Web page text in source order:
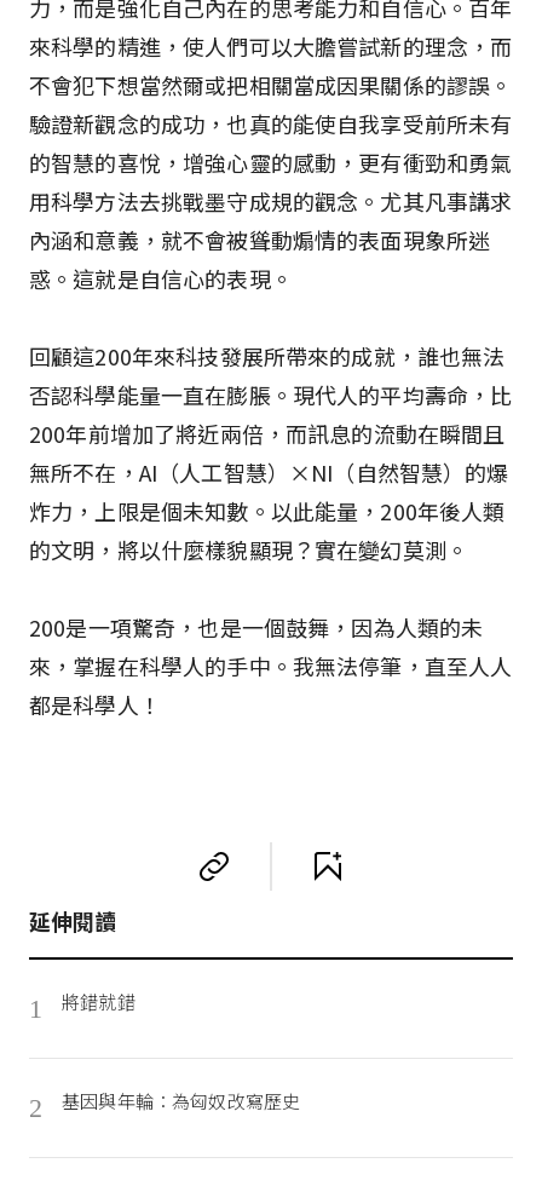
力，而是強化自己內在的思考能力和自信心。百年
來科學的精進，使人們可以大膽嘗試新的理念，而
不會犯下想當然爾或把相關當成因果關係的謬誤。
驗證新觀念的成功，也真的能使自我享受前所未有
的智慧的喜悅，增強心靈的感動，更有衝勁和勇氣
用科學方法去挑戰墨守成規的觀念。尤其凡事講求
內涵和意義，就不會被聳動煽情的表面現象所迷
惑。這就是自信心的表現。
回顧這200年來科技發展所帶來的成就，誰也無法
否認科學能量一直在膨脹。現代人的平均壽命，比
200年前增加了將近兩倍，而訊息的流動在瞬間且
無所不在，AI（人工智慧）×NI（自然智慧）的爆
炸力，上限是個未知數。以此能量，200年後人類
的文明，將以什麼樣貌顯現？實在變幻莫測。
200是一項驚奇，也是一個鼓舞，因為人類的未
來，掌握在科學人的手中。我無法停筆，直至人人
都是科學人！
延伸閱讀
1 將錯就錯
2 基因與年輪：為匈奴改寫歷史